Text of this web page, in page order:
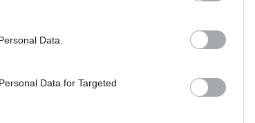
Data.
Data for Targeted
επιστρέψει σε ελληνικό
Τίποτα.